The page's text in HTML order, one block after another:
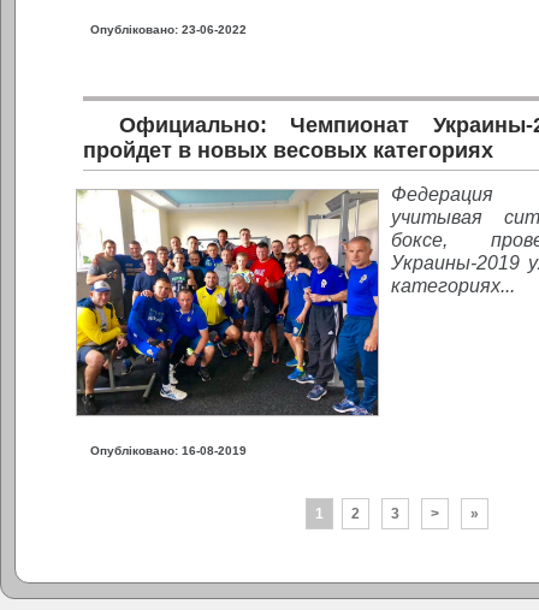
Опубліковано: 23-06-2022
Официально: Чемпионат
пройдет в новых весовых категориях
Федерация
учитывая
боксе,
Украины-2019
категориях...
Опубліковано: 16-08-2019
1 2 3 > »